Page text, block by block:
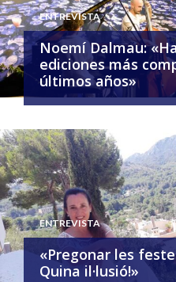
ENTREVISTA
Noemí Dalmau:
ediciones más
últimos años»
ENTREVISTA
«Pregonar les
Quina il·lusió!»